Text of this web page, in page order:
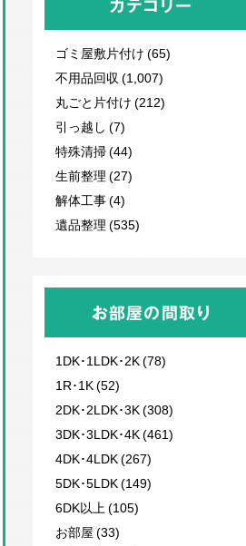
カテゴリー
ゴミ屋敷片付け (65)
不用品回収 (1,007)
丸ごと片付け (212)
引っ越し (7)
特殊清掃 (44)
生前整理 (27)
解体工事 (4)
遺品整理 (535)
お部屋の間取り
1DK･1LDK･2K (78)
1R･1K (52)
2DK･2LDK･3K (308)
3DK･3LDK･4K (461)
4DK･4LDK (267)
5DK･5LDK (149)
6DK以上 (105)
お部屋 (33)